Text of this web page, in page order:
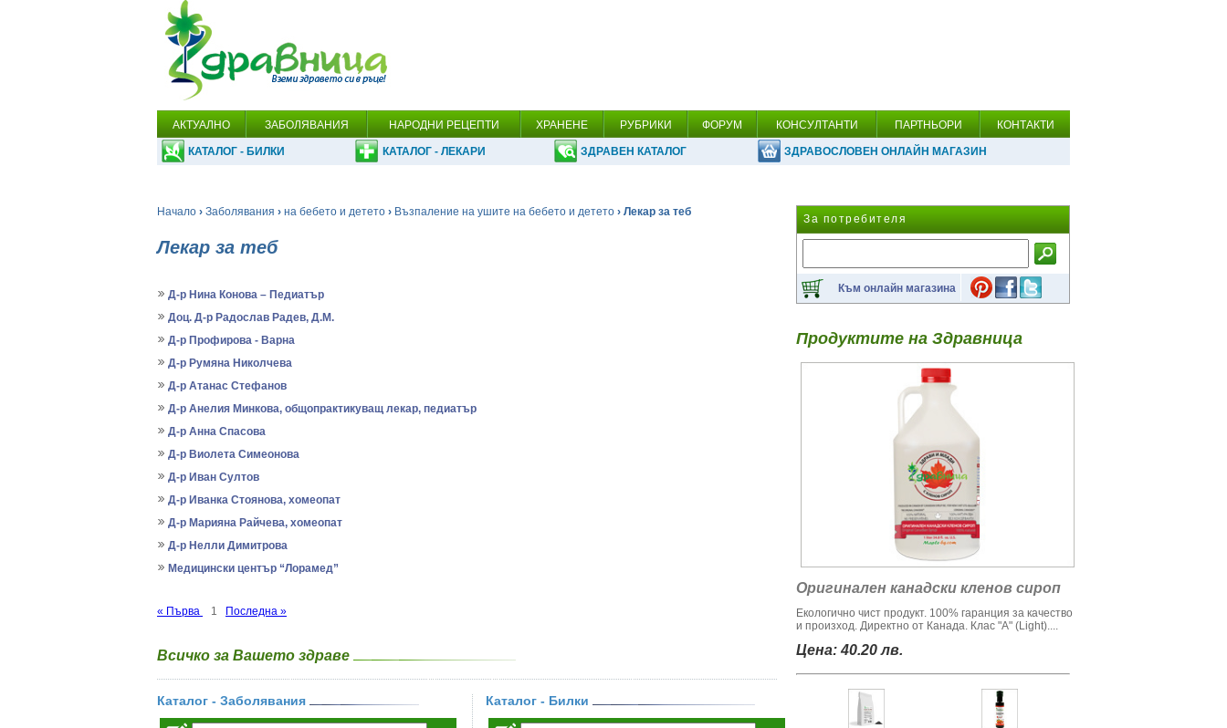
АКТУАЛНО ЗАБОЛЯВАНИЯ НАРОДНИ РЕЦЕПТИ ХРАНЕНЕ РУБРИКИ ФОРУМ КОНСУЛТАНТИ ПАРТНЬОРИ КОНТАКТИ
КАТАЛОГ - БИЛКИ КАТАЛОГ - ЛЕКАРИ ЗДРАВЕН КАТАЛОГ ЗДРАВОСЛОВЕН ОНЛАЙН МАГАЗИН
Начало › Заболявания › на бебето и детето › Възпаление на ушите на бебето и детето › Лекар за теб
Лекар за теб
Д-р Нина Конова – Педиатър
Доц. Д-р Радослав Радев, Д.М.
Д-р Профирова - Варна
Д-р Румяна Николчева
Д-р Атанас Стефанов
Д-р Анелия Минкова, общопрактикуващ лекар, педиатър
Д-р Анна Спасова
Д-р Виолета Симеонова
Д-р Иван Султов
Д-р Иванка Стоянова, хомеопат
Д-р Марияна Райчева, хомеопат
Д-р Нелли Димитрова
Медицински център “Лорамед”
« Първа 1 Последна »
Всичко за Вашето здраве
Каталог - Заболявания Каталог - Билки
За потребителя
Към онлайн магазина
Продуктите на Здравница
Оригинален канадски кленов сироп
Екологично чист продукт. 100% гаранция за качество
и произход. Директно от Канада. Клас "А" (Light)....
Цена: 40.20 лв.